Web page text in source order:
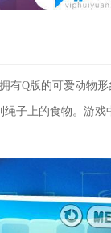
有Q版的可爱动物
子上的食物。游